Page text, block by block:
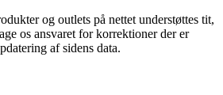
og outlets på nettet understøttes tit,
os ansvaret for korrektioner der er
af sidens data.